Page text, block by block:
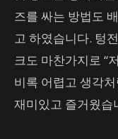
즈를 싸는 방법도
고 하였습니다. 텅
크도 마찬가지로 “
비록 어렵고 생각
재미있고 즐거웠습